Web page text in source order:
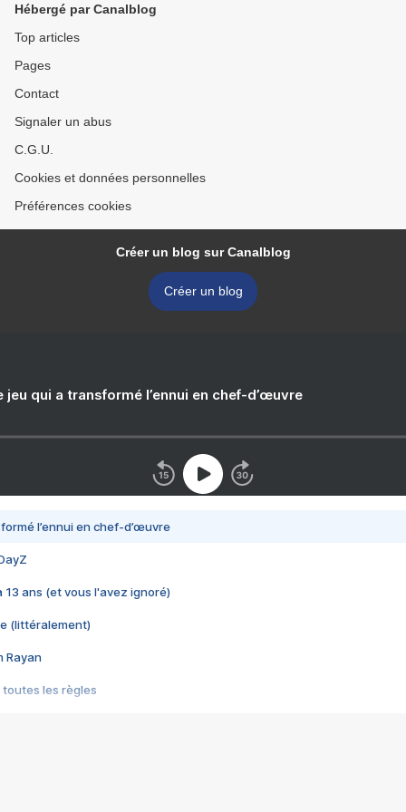
Hébergé par Canalblog
Top articles
Pages
Contact
Signaler un abus
C.G.U.
Cookies et données personnelles
Préférences cookies
Créer un blog sur Canalblog
Créer un blog
jeu qui a transformé l’ennui en chef-d’œuvre
l’ennui en chef-d’œuvre
13 ans (et vous l'avez ignoré)
(littéralement)
Rayan
toutes les règles